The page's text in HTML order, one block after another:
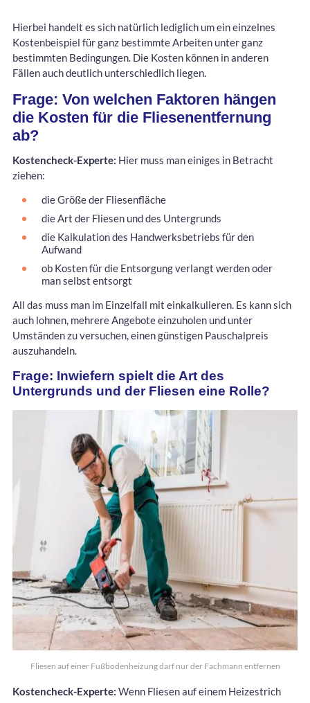
Hierbei handelt es sich natürlich lediglich um ein einzelnes
Kostenbeispiel für ganz bestimmte Arbeiten unter ganz
bestimmten Bedingungen. Die Kosten können in anderen
Fällen auch deutlich unterschiedlich liegen.
Frage: Von welchen Faktoren hängen
die Kosten für die Fliesenentfernung
ab?
Kostencheck-Experte: Hier muss man einiges in Betracht
ziehen:
die Größe der Fliesenfläche
die Art der Fliesen und des Untergrunds
die Kalkulation des Handwerksbetriebs für den
Aufwand
ob Kosten für die Entsorgung verlangt werden oder
man selbst entsorgt
All das muss man im Einzelfall mit einkalkulieren. Es kann sich
auch lohnen, mehrere Angebote einzuholen und unter
Umständen zu versuchen, einen günstigen Pauschalpreis
auszuhandeln.
Frage: Inwiefern spielt die Art des
Untergrunds und der Fliesen eine Rolle?
Fliesen auf einer Fußbodenheizung darf nur der Fachmann entfernen
Kostencheck-Experte: Wenn Fliesen auf einem Heizestrich